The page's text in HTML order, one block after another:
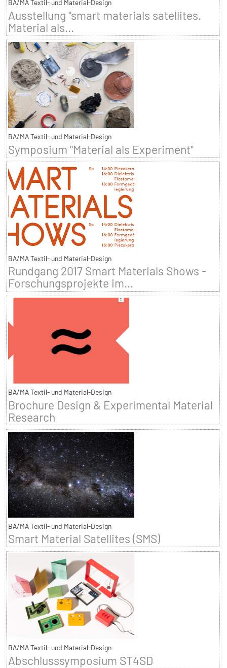
BA/MA Textil- und Material-Design
Ausstellung "smart materials satellites.
Material als...
BA/MA Textil- und Material-Design
Symposium "Material als Experiment"
BA/MA Textil- und Material-Design
Rundgang 2017 Smart Materials Shows -
Forschungsprojekte im...
BA/MA Textil- und Material-Design
Brochure Design & Experimental Material
Research
BA/MA Textil- und Material-Design
Smart Material Satellites (SMS)
BA/MA Textil- und Material-Design
Abschlusssymposium ST4SD